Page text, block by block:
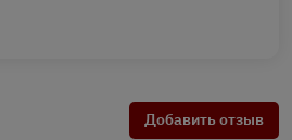
Добавить отзыв